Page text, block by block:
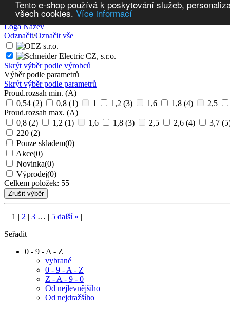
Tento e-shop používá k poskytování služeb,
všech cookies. Více informací
Výběr podle výrobců:
Loga Název
Odznačit/Označit vše
Skrýt výběr podle výrobců
Výběr podle parametrů
Skrýt výběr podle parametrů
Proud.rozsah min. (A)
0,54 (2) 0,8 (1) 1 1,2 (3) 1,6 1,8 (4) 2,5
Proud.rozsah max. (A)
0,8 (2) 1,2 (1) 1,6 1,8 (3) 2,5 2,6 (4) 3,7
220 (2)
Pouze skladem(0)
Akce(0)
Novinka(0)
Výprodej(0)
Celkem položek: 55
1 2 3 … 5 další »
Seřadit
0 - 9 - A - Z
vybrané
0 - 9 - A - Z
Z - A - 9 - 0
Od nejlevnějšího
Od nejdražšího